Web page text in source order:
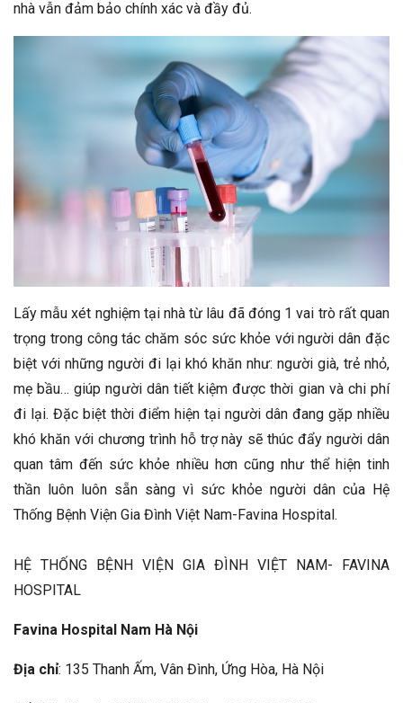
nhà vẫn đảm bảo chính xác và đầy đủ.
Lấy mẫu xét nghiệm tại nhà từ lâu đã đóng 1 vai trò rất quan
trọng trong công tác chăm sóc sức khỏe với người dân đặc
biệt với những người đi lại khó khăn như: người già, trẻ nhỏ,
mẹ bầu… giúp người dân tiết kiệm được thời gian và chi phí
đi lại. Đặc biệt thời điểm hiện tại người dân đang gặp nhiều
khó khăn với chương trình hỗ trợ này sẽ thúc đẩy người dân
quan tâm đến sức khỏe nhiều hơn cũng như thể hiện tinh
thần luôn luôn sẵn sàng vì sức khỏe người dân của Hệ
Thống Bệnh Viện Gia Đình Việt Nam-Favina Hospital.
HỆ THỐNG BỆNH VIỆN GIA ĐÌNH VIỆT NAM- FAVINA
HOSPITAL
Favina Hospital Nam Hà Nội
Địa chỉ: 135 Thanh Ấm, Vân Đình, Ứng Hòa, Hà Nội